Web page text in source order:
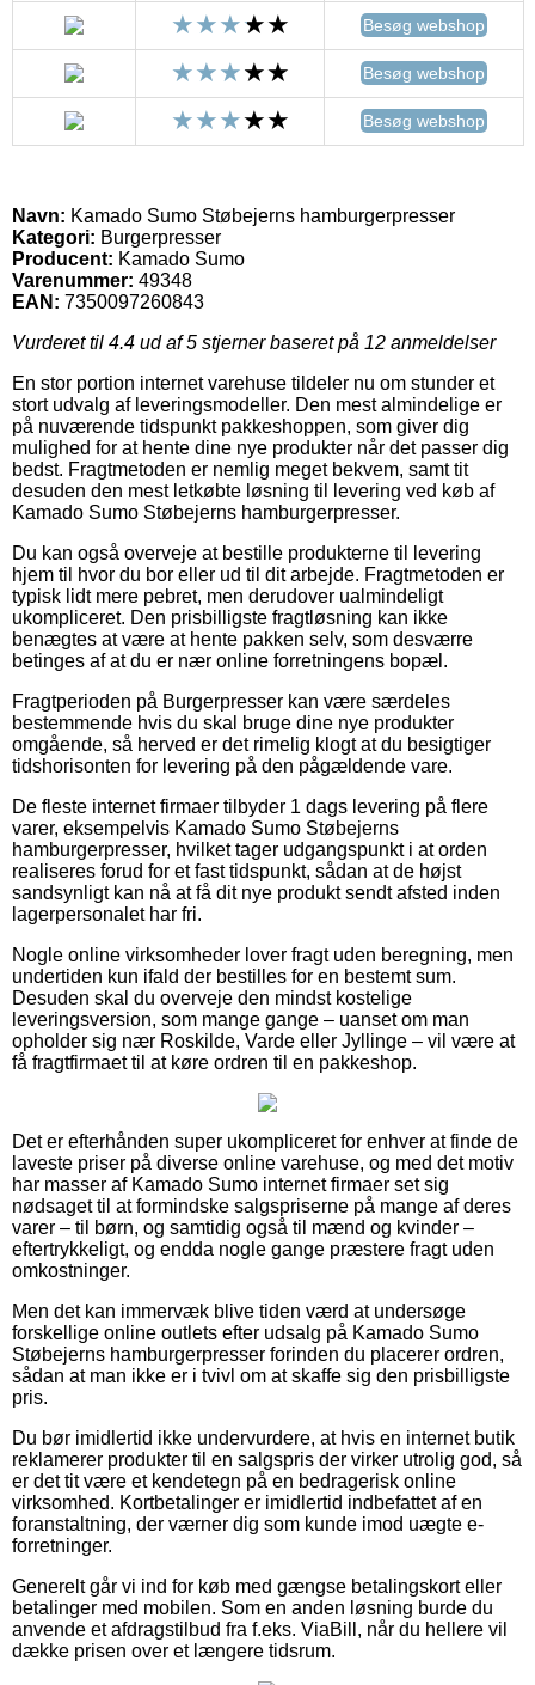
Besøg webshop
Besøg webshop
Besøg webshop
Navn: Kamado Sumo Støbejerns hamburgerpresser
Kategori: Burgerpresser
Producent: Kamado Sumo
Varenummer: 49348
EAN: 7350097260843
Vurderet til 4.4 ud af 5 stjerner baseret på 12 anmeldelser
En stor portion internet varehuse tildeler nu om stunder et
stort udvalg af leveringsmodeller. Den mest almindelige er
på nuværende tidspunkt pakkeshoppen, som giver dig
mulighed for at hente dine nye produkter når det passer dig
bedst. Fragtmetoden er nemlig meget bekvem, samt tit
desuden den mest letkøbte løsning til levering ved køb af
Kamado Sumo Støbejerns hamburgerpresser.
Du kan også overveje at bestille produkterne til levering
hjem til hvor du bor eller ud til dit arbejde. Fragtmetoden er
typisk lidt mere pebret, men derudover ualmindeligt
ukompliceret. Den prisbilligste fragtløsning kan ikke
benægtes at være at hente pakken selv, som desværre
betinges af at du er nær online forretningens bopæl.
Fragtperioden på Burgerpresser kan være særdeles
bestemmende hvis du skal bruge dine nye produkter
omgående, så herved er det rimelig klogt at du besigtiger
tidshorisonten for levering på den pågældende vare.
De fleste internet firmaer tilbyder 1 dags levering på flere
varer, eksempelvis Kamado Sumo Støbejerns
hamburgerpresser, hvilket tager udgangspunkt i at orden
realiseres forud for et fast tidspunkt, sådan at de højst
sandsynligt kan nå at få dit nye produkt sendt afsted inden
lagerpersonalet har fri.
Nogle online virksomheder lover fragt uden beregning, men
undertiden kun ifald der bestilles for en bestemt sum.
Desuden skal du overveje den mindst kostelige
leveringsversion, som mange gange – uanset om man
opholder sig nær Roskilde, Varde eller Jyllinge – vil være at
få fragtfirmaet til at køre ordren til en pakkeshop.
Det er efterhånden super ukompliceret for enhver at finde de
laveste priser på diverse online varehuse, og med det motiv
har masser af Kamado Sumo internet firmaer set sig
nødsaget til at formindske salgspriserne på mange af deres
varer – til børn, og samtidig også til mænd og kvinder –
eftertrykkeligt, og endda nogle gange præstere fragt uden
omkostninger.
Men det kan immervæk blive tiden værd at undersøge
forskellige online outlets efter udsalg på Kamado Sumo
Støbejerns hamburgerpresser forinden du placerer ordren,
sådan at man ikke er i tvivl om at skaffe sig den prisbilligste
pris.
Du bør imidlertid ikke undervurdere, at hvis en internet butik
reklamerer produkter til en salgspris der virker utrolig god, så
er det tit være et kendetegn på en bedragerisk online
virksomhed. Kortbetalinger er imidlertid indbefattet af en
foranstaltning, der værner dig som kunde imod uægte e-
forretninger.
Generelt går vi ind for køb med gængse betalingskort eller
betalinger med mobilen. Som en anden løsning burde du
anvende et afdragstilbud fra f.eks. ViaBill, når du hellere vil
dække prisen over et længere tidsrum.